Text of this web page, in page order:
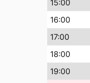
15:00
16:00
17:00
18:00
19:00